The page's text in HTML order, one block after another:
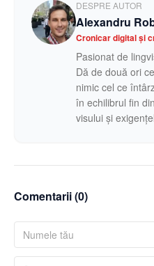
DESPRE AUTOR
Alexandru
Cronicar digital și
Pasionat de
Dă de două ori
nimic cel ce
în echilibrul fin
visului și
Comentarii (0)